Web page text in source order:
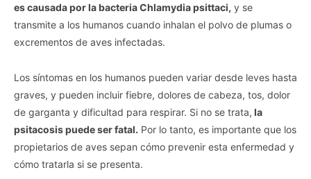
es causada por la bacteria Chlamydia psittaci, y se
transmite a los humanos cuando inhalan el polvo de plumas o
excrementos de aves infectadas.
Los síntomas en los humanos pueden variar desde leves hasta
graves, y pueden incluir fiebre, dolores de cabeza, tos, dolor
de garganta y dificultad para respirar. Si no se trata, la
psitacosis puede ser fatal. Por lo tanto, es importante que los
propietarios de aves sepan cómo prevenir esta enfermedad y
cómo tratarla si se presenta.